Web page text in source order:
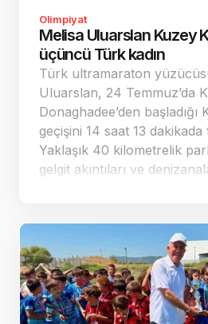
Olimpiyat
Melisa Uluarslan Kuzey
üçüncü Türk kadın
Türk ultramaraton
Uluarslan, 24 Temmuz’da
Donaghadee’den başladığı
geçişini 14 saat 13 dakikada
Yaklaşık 40 kilometrelik
gelgit akıntıları ve